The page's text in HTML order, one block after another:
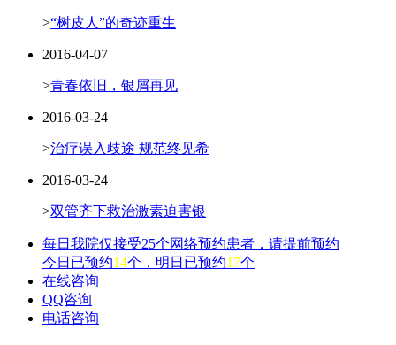
>“树皮人”的奇迹重生
2016-04-07
>青春依旧，银屑再见
2016-03-24
>治疗误入歧途 规范终见希
2016-03-24
>双管齐下救治激素迫害银
每日我院仅接受25个网络预约患者，请提前预约
今日已预约14个，明日已预约17个
在线咨询
QQ咨询
电话咨询